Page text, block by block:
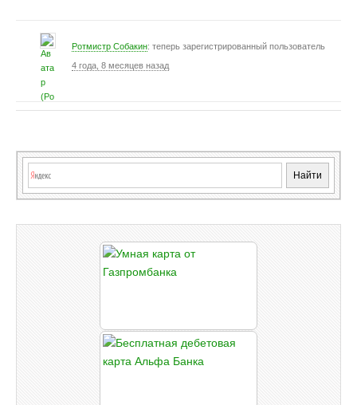
Ротмистр Собакин: теперь зарегистрированный пользователь
4 года, 8 месяцев назад